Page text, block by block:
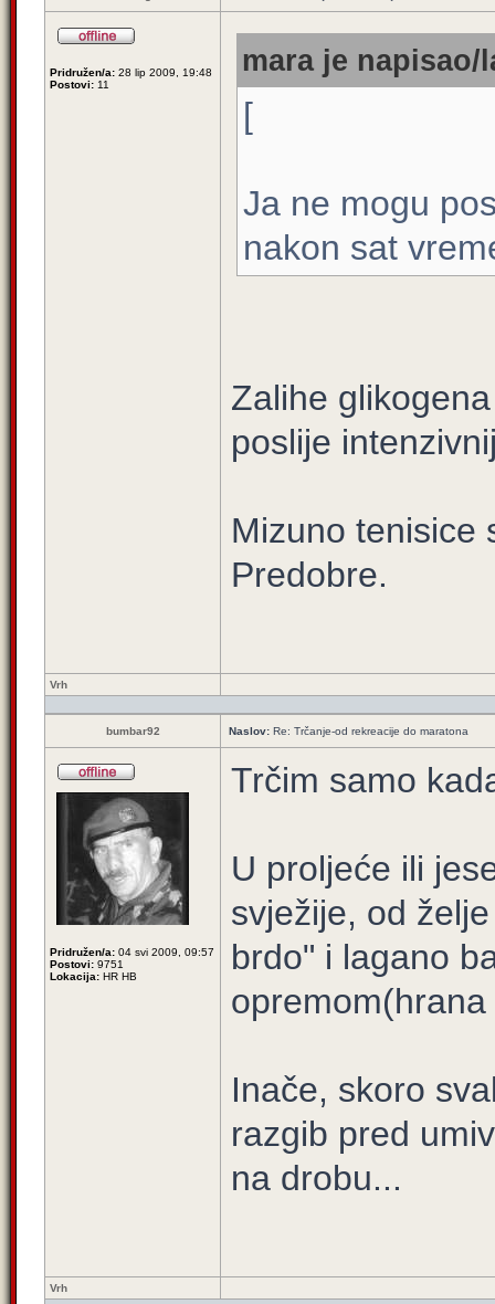
Pridružen/a: 28 lip 2009, 19:48
Postovi: 11
mara je napisao/
[
Ja ne mogu
nakon sat
Zalihe
poslije
Mizuno tenisice
Predobre.
Vrh
bumbar92 Naslov: Re: Trčanje-od rekreacije do maratona
Pridružen/a: 04 svi 2009, 09:57
Postovi: 9751
Lokacija: HR HB
Trčim samo
U proljeće ili
svježije, od
brdo" i lagano
Inače, skoro
razgib pred
na drobu...
Vrh